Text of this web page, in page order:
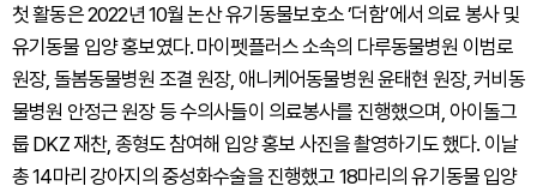
첫 활동은 2022년 10월 논산 유기동물보호소 ’더함’에서 의료 봉사 및
유기동물 입양 홍보였다. 마이펫플러스 소속의 다루동물병원 이범로
원장, 돌봄동물병원 조결 원장, 애니케어동물병원 윤태현 원장, 커비동
물병원 안정근 원장 등 수의사들이 의료봉사를 진행했으며, 아이돌그
룹 DKZ 재찬, 종형도 참여해 입양 홍보 사진을 촬영하기도 했다. 이날
총 14마리 강아지의 중성화수술을 진행했고 18마리의 유기동물 입양